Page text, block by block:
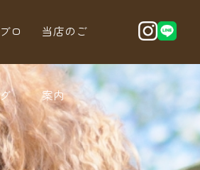
ブロ 当店のご
案内